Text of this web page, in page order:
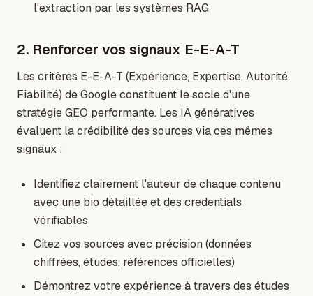
l'extraction par les systèmes RAG
2. Renforcer vos signaux E-E-A-T
Les critères E-E-A-T (Expérience, Expertise, Autorité,
Fiabilité) de Google constituent le socle d'une
stratégie GEO performante. Les IA génératives
évaluent la crédibilité des sources via ces mêmes
signaux :
Identifiez clairement l'auteur de chaque contenu
avec une bio détaillée et des credentials
vérifiables
Citez vos sources avec précision (données
chiffrées, études, références officielles)
Démontrez votre expérience à travers des études